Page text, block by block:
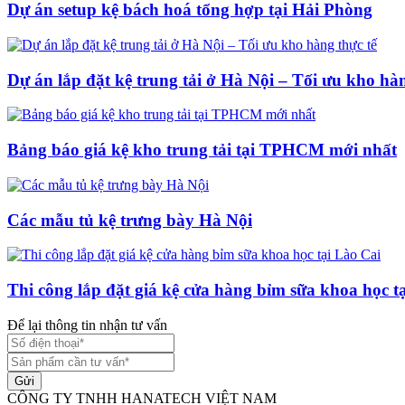
Dự án setup kệ bách hoá tổng hợp tại Hải Phòng
Dự án lắp đặt kệ trung tải ở Hà Nội – Tối ưu kho
Bảng báo giá kệ kho trung tải tại TPHCM mới nhất
Các mẫu tủ kệ trưng bày Hà Nội
Thi công lắp đặt giá kệ cửa hàng bỉm sữa khoa học
Để lại thông tin nhận tư vấn
Gửi
CÔNG TY TNHH HANATECH VIỆT NAM